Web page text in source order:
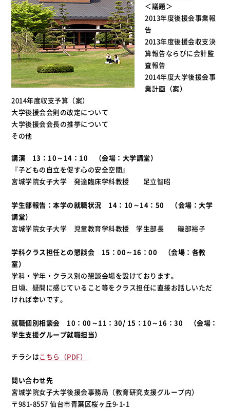
＜議題＞
2013年度後援会事業報
告
2013年度後援会収支決
算報告ならびに会計監
査報告
2014年度大学後援会事
業計画（案）
2014年度収支予算（案）
大学後援会会則の改定について
大学後援会会長の推挙について
その他
講演 13：10～14：10 （会場：大学講堂）
『子どもの自立を促す心の安全空間』
宮城学院女子大学 発達臨床学科教授 足立智昭
学生部報告：本学の就職状況 14：10～14：50 （会場：大学
講堂）
宮城学院女子大学 児童教育学科教授 学生部長 磯部裕子
学科クラス担任との懇談会 15：00～16：00 （会場：各教
室）
学科・学年・クラス別の懇談会場を設けております。
日頃、疑問に感じていること等をクラス担任に直接お話しいただ
ければ幸いです。
就職個別相談会
10：00～11：30/ 15：10～16：30 （会場：
学生支援グループ就職担当）
チラシはこちら（PDF）
問い合わせ先
宮城学院女子大学後援会事務局（教育研究支援グループ内）
〒981-8557 仙台市青葉区桜ヶ丘9-1-1